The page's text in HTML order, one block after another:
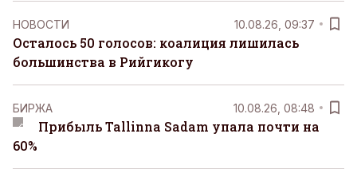
НОВОСТИ 10.08.26, 09:37
Осталось 50 голосов: коалиция лишилась
большинства в Рийгикогу
БИРЖА 10.08.26, 08:48
Прибыль Tallinna Sadam упала почти на
60%